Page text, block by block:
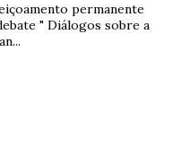
permanente
" Diálogos sobre a